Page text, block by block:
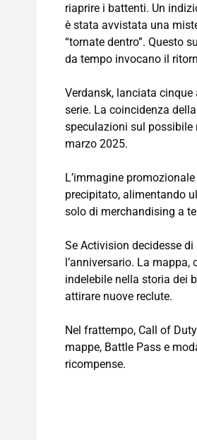
riaprire i battenti. Un
è stata avvistata una
“tornate dentro”. Questo
da tempo invocano il
Verdansk, lanciata
serie. La coincidenza
speculazioni sul possibile
marzo 2025.
L’immagine
precipitato, alimentando
solo di merchandising a
Se Activision decidesse
l’anniversario. La
indelebile nella storia dei
attirare nuove reclute.
Nel frattempo, Call of
mappe, Battle Pass e
ricompense.